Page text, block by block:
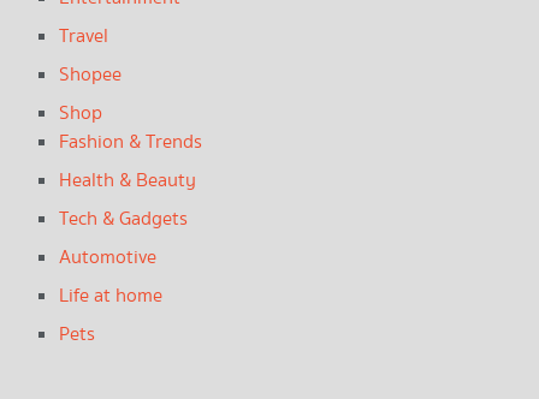
Travel
Shopee
Shop
Fashion & Trends
Health & Beauty
Tech & Gadgets
Automotive
Life at home
Pets